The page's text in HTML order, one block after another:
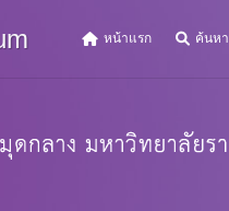
หน้าแรก ค้นหา